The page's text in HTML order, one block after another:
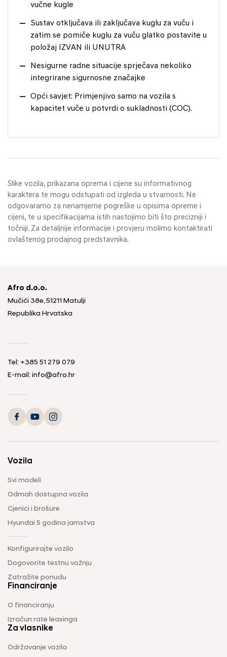
vučne kugle
Sustav otključava ili zaključava kuglu za vuču i
zatim se pomiče kuglu za vuču glatko postavite u
položaj IZVAN ili UNUTRA
Nesigurne radne situacije sprječava nekoliko
integrirane sigurnosne značajke
Opći savjet: Primjenjivo samo na vozila s
kapacitet vuče u potvrdi o sukladnosti (COC).
Slike vozila, prikazana oprema i cijene su informativnog
karaktera te mogu odstupati od izgleda u stvarnosti. Ne
odgovaramo za nenamjerne pogreške u opisima opreme i
cijeni, te u specifikacijama istih nastojimo biti što precizniji i
točniji. Za detaljnije informacije i provjeru molimo kontaktirati
ovlaštenog prodajnog predstavnika.
Afro d.o.o.
Mučići 38e, 51211 Matulji
Republika Hrvatska
Tel: +385 51 279 079
E-mail: info@afro.hr
Vozila
Svi modeli
Odmah dostupna vozila
Cjenici i brošure
Hyundai 5 godina jamstva
Konfigurirajte vozilo
Dogovorite testnu vožnju
Zatražite ponudu
Financiranje
O financiranju
Izračun rate leasinga
Za vlasnike
Održavanje vozila